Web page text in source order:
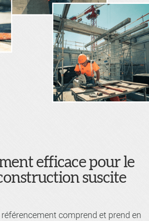
efficace pour le
suscite
comprend et prend en